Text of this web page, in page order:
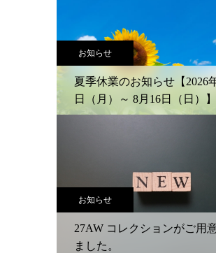
お知らせ
夏季休業のお知らせ【2026
日（月）～ 8月16日（日）】
お知らせ
27AW コレクションがご用
ました。